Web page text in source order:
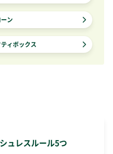
ン
ィボックス
ュレスルール5つ